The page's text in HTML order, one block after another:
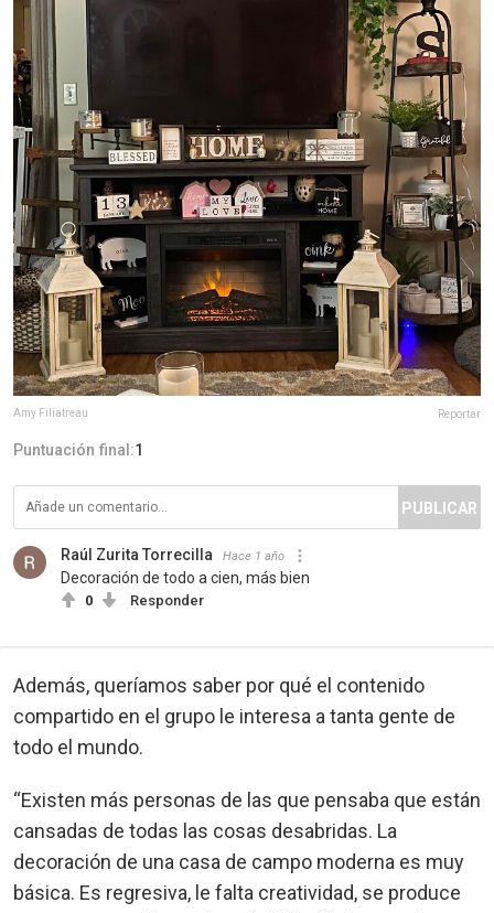
Amy Filiatreau Reportar
Puntuación final:1
PUBLICAR
Raúl Zurita Torrecilla Hace 1 año
Decoración de todo a cien, más bien
0 Responder
Además, queríamos saber por qué el contenido
compartido en el grupo le interesa a tanta gente de
todo el mundo.
“Existen más personas de las que pensaba que están
cansadas de todas las cosas desabridas. La
decoración de una casa de campo moderna es muy
básica. Es regresiva, le falta creatividad, se produce